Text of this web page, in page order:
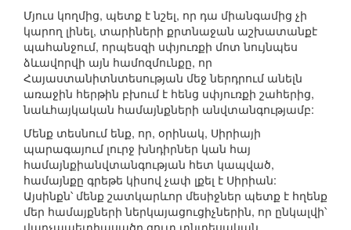
Մյուս կողմից, պետք է նշել, որ դա միանգամից չի
կարող լինել, տարիների քրտնաջան աշխատանքէ
պահանջում, որպեսզի սփյուռքի մոտ նույնպես
ձևավորվի այն համոզմունքը, որ
Հայաստանիտնտեսության մեջ ներդրում անելն
առաջին հերթին բխում է հենց սփյուռքի շահերից,
նաևհայկական համայնքների անվտանգությամբ:
Մենք տեսնում ենք, որ, օրինակ, Սիրիայի
պարագայում լուրջ խնդիրներ կան հայ
համայնքիանվտանգության հետ կապված,
համայնքը գրեթե կիսով չափ լքել է Սիրիան:
Այսինքն՝ մենք շատկարևոր մեսիջներ պետք է հղենք
մեր համայքների ներկայացուցիչներին, որ ընկալվի՝